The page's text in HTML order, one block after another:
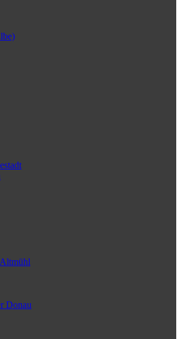
Donau